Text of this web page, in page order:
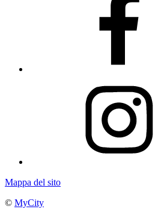
Mappa del sito
© MyCity